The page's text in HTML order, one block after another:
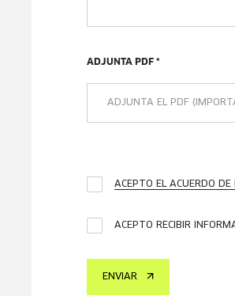
ADJUNTA PDF *
ADJUNTA EL PDF
ACEPTO EL ACUERDO DE
ACEPTO RECIBIR
ENVIAR